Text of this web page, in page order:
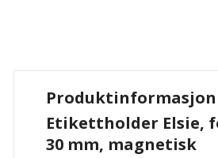
Produktinformasjon
Etikettholder Elsie,
30 mm, magnetisk